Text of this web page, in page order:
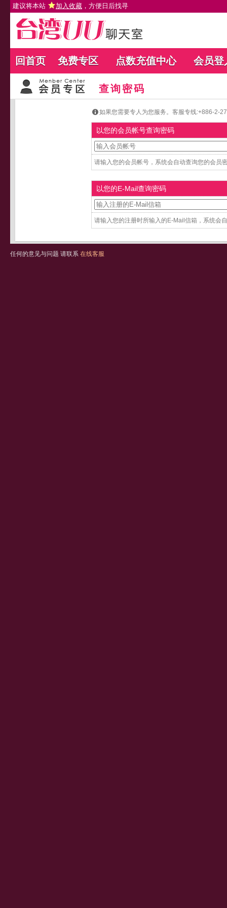
建议将本站 加入收藏 ，方便日后找寻
回首页 免费专区 点数充值中心 会员登
查询密码
如果您需要专人为您服务。客服专线:+886-2-
以您的会员帐号查询密码
请输入您的会员帐号，系统会自动查询您的会员
以您的E-Mail查询密码
请输入您的注册时所输入的E-Mail信箱，系统会
任何的意见与问题 请联系 在线客服